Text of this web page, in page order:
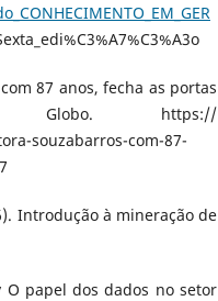
87 anos, fecha as portas
https://
souzabarros-com-87-
Introdução à mineração de
O papel dos dados no setor